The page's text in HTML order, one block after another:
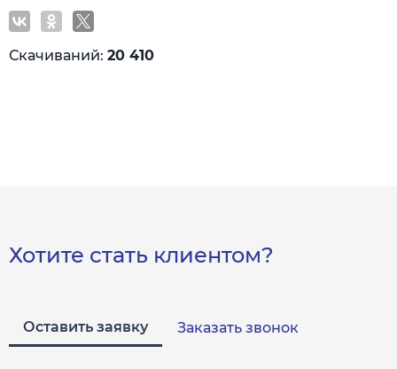
Скачиваний: 20 410
Хотите стать клиентом?
Оставить заявку Заказать звонок